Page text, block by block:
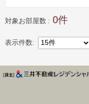
対象お部屋数 0
表示件数 15件